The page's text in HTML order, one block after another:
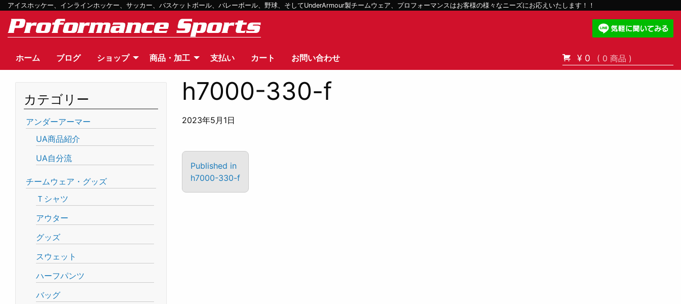
アイスホッケー、インラインホッケー、サッカー、バスケットボール、バレーボール、野球、そしてUnderArmour製チームウェア、プロフォーマンスはお客様の様々なニーズにお応えいたします！！
ホーム ブログ ショップ 商品・加工 支払い カート お問い合わせ ¥ 0 ( 0 商品 )
h7000-330-f
2023年5月1日
Published in
h7000-330-f
カテゴリー
アンダーアーマー
UA商品紹介
UA自分流
チームウェア・グッズ
Ｔシャツ
アウター
グッズ
スウェット
ハーフパンツ
バッグ